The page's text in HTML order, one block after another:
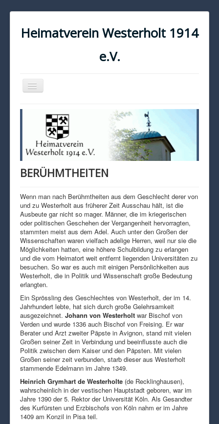
Heimatverein Westerholt 1914
e.V.
Navigation
an/aus
KONTAKT
IMPRESSUM
DATENSCHUTZ
BERÜHMTHEITEN
Wenn man nach Berühmtheiten aus dem Geschlecht derer von
und zu Westerholt aus früherer Zeit Ausschau hält, ist die
Ausbeute gar nicht so mager. Männer, die im kriegerischen
oder politischen Geschehen der Vergangenheit hervorragten,
stammten meist aus dem Adel. Auch unter den Großen der
Wissenschaften waren vielfach adelige Herren, weil nur sie die
Möglichkeiten hatten, eine höhere Schulbildung zu erlangen
und die vom Heimatort weit entfernt liegenden Universitäten zu
besuchen. So war es auch mit einigen Persönlichkeiten aus
Westerholt, die in Politik und Wissenschaft große Bedeutung
erlangten.
Ein Sprössling des Geschlechtes von Westerholt, der im 14.
Jahrhundert lebte, hat sich durch große Gelehrsamkeit
ausgezeichnet. Johann von Westerholt war Bischof von
Verden und wurde 1336 auch Bischof von Freising. Er war
Berater und Arzt zweiter Päpste in Avignon, stand mit vielen
Großen seiner Zeit in Verbindung und beeinflusste auch die
Politik zwischen dem Kaiser und den Päpsten. Mit vielen
Großen seiner zeit verbunden, starb dieser aus Westerholt
stammende Edelmann im Jahre 1349.
Heinrich Grymhart de Westerholte (de Recklinghausen),
wahrscheinlich in der vestischen Hauptstadt geboren, war im
Jahre 1390 der 5. Rektor der Universität Köln. Als Gesandter
des Kurfürsten und Erzbischofs von Köln nahm er im Jahre
1409 am Konzil in Pisa teil.